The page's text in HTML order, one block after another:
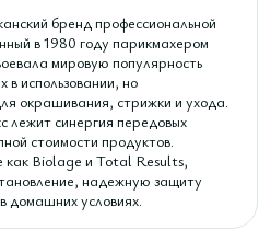
бренд профессиональной
в 1980 году парикмахером
мировую популярность
использовании, но
окрашивания, стрижки и ухода.
лежит синергия передовых
стоимости продуктов.
как Biolage и Total Results,
надежную защиту
домашних условиях.